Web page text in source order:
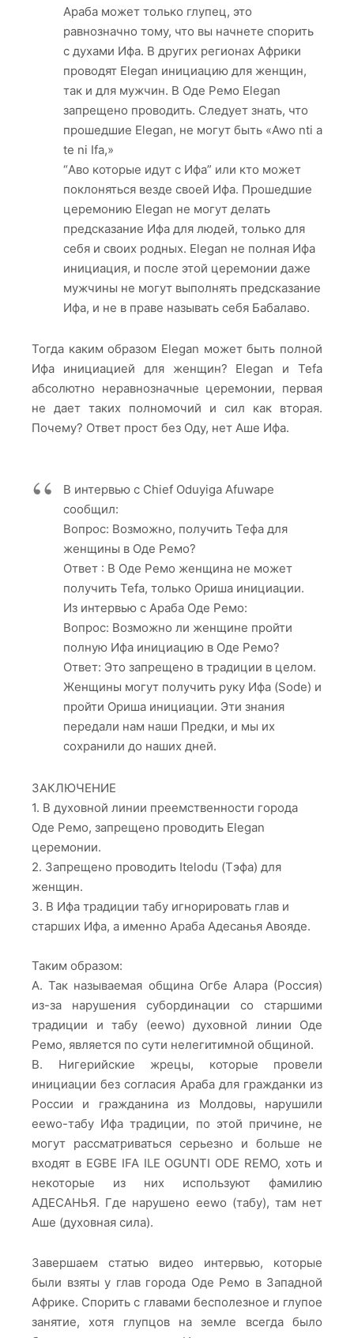
Араба может только глупец, это
равнозначно тому, что вы начнете спорить
с духами Ифа. В других регионах Африки
проводят Elegan инициацию для женщин,
так и для мужчин. В Оде Ремо Elegan
запрещено проводить. Cледует знать, что
прошедшие Elegan, не могут быть «Awo nti a
te ni Ifa,»
“Аво которые идут с Ифа” или кто может
поклоняться везде своей Ифа. Прошедшие
церемонию Elegan не могут делать
предсказание Ифа для людей, только для
себя и своих родных. Elegan не полная Ифа
инициация, и после этой церемонии даже
мужчины не могут выполнять предсказание
Ифа, и не в праве называть себя Бабалаво.
Тогда каким образом Elegan может быть полной
Ифа инициацией для женщин? Elegan и Tefa
абсолютно неравнозначные церемонии, первая
не дает таких полномочий и сил как вторая.
Почему? Ответ прост без Оду, нет Аше Ифа.
В интервью с Chief Oduyiga Afuwape
сообщил:
Вопрос: Возможно, получить Тефа для
женщины в Оде Ремо?
Ответ : В Оде Ремо женщина не может
получить Tefa, только Ориша инициации.
Из интервью с Араба Оде Ремо:
Вопрос: Возможно ли женщине пройти
полную Ифа инициацию в Оде Ремо?
Ответ: Это запрещено в традиции в целом.
Женщины могут получить руку Ифа (Sode) и
пройти Ориша инициации. Эти знания
передали нам наши Предки, и мы их
сохранили до наших дней.
ЗАКЛЮЧЕНИЕ
1. В духовной линии преемственности города
Оде Ремо, запрещено проводить Elegan
церемонии.
2. Запрещено проводить Itelodu (Тэфа) для
женщин.
3. В Ифа традиции табу игнорировать глав и
старших Ифа, а именно Араба Адесанья Авояде.
Таким образом:
A. Так называемая община Огбе Алара (Россия)
из-за нарушения субординации со старшими
традиции и табу (eewo) духовной линии Оде
Ремо, является по сути нелегитимной общиной.
B. Нигерийские жрецы, которые провели
инициации без согласия Араба для гражданки из
России и гражданина из Молдовы, нарушили
eewo-табу Ифа традиции, по этой причине, не
могут рассматриваться серьезно и больше не
входят в EGBE IFA ILE OGUNTI ODE REMO, хоть и
некоторые из них используют фамилию
АДЕСАНЬЯ. Где нарушено eewo (табу), там нет
Аше (духовная сила).
Завершаем статью видео интервью, которые
были взяты у глав города Оде Ремо в Западной
Африке. Спорить с главами бесполезное и глупое
занятие, хотя глупцов на земле всегда было